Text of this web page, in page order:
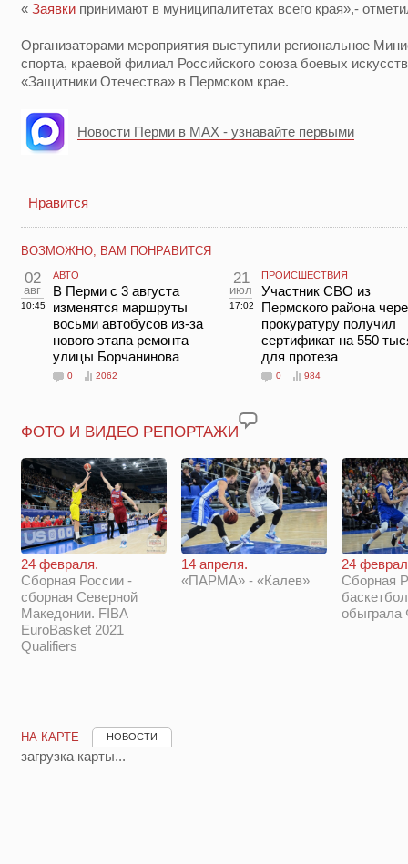
« Заявки принимают в муниципалитетах всего края»,-
Организаторами мероприятия выступили региональное
спорта, краевой филиал Российского союза боевых
«Защитники Отечества» в Пермском крае.
Новости Перми в MAX - узнавайте первыми
Нравится
ВОЗМОЖНО, ВАМ ПОНРАВИТСЯ
02
авг
10:45
АВТО
В Перми с 3 августа
изменятся маршруты
восьми автобусов из-за
нового этапа ремонта
улицы Борчанинова
0 2062
21
июл
17:02
ПРОИСШЕСТВИЯ
Участник СВО из
Пермского района
прокуратуру получил
сертификат на 550
для протеза
0 984
ФОТО И ВИДЕО РЕПОРТАЖИ
24 февраля.
Сборная России -
сборная Северной
Македонии. FIBA
EuroBasket 2021
Qualifiers
14 апреля.
«ПАРМА» - «Калев»
24
Сборная
обыграла
НА КАРТЕ НОВОСТИ
загрузка карты...